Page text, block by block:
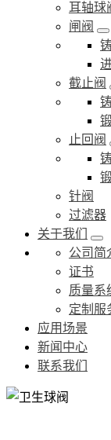
耳轴球
闸阀
截止阀
止回阀
针阀
过滤器
关于我们
公司简
证书
质量系
定制服
应用场景
新闻中心
联系我们